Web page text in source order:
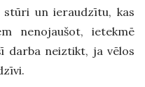
un ieraudzītu, kas
nenojaušot, ietekmē
darba neiztikt, ja vēlos